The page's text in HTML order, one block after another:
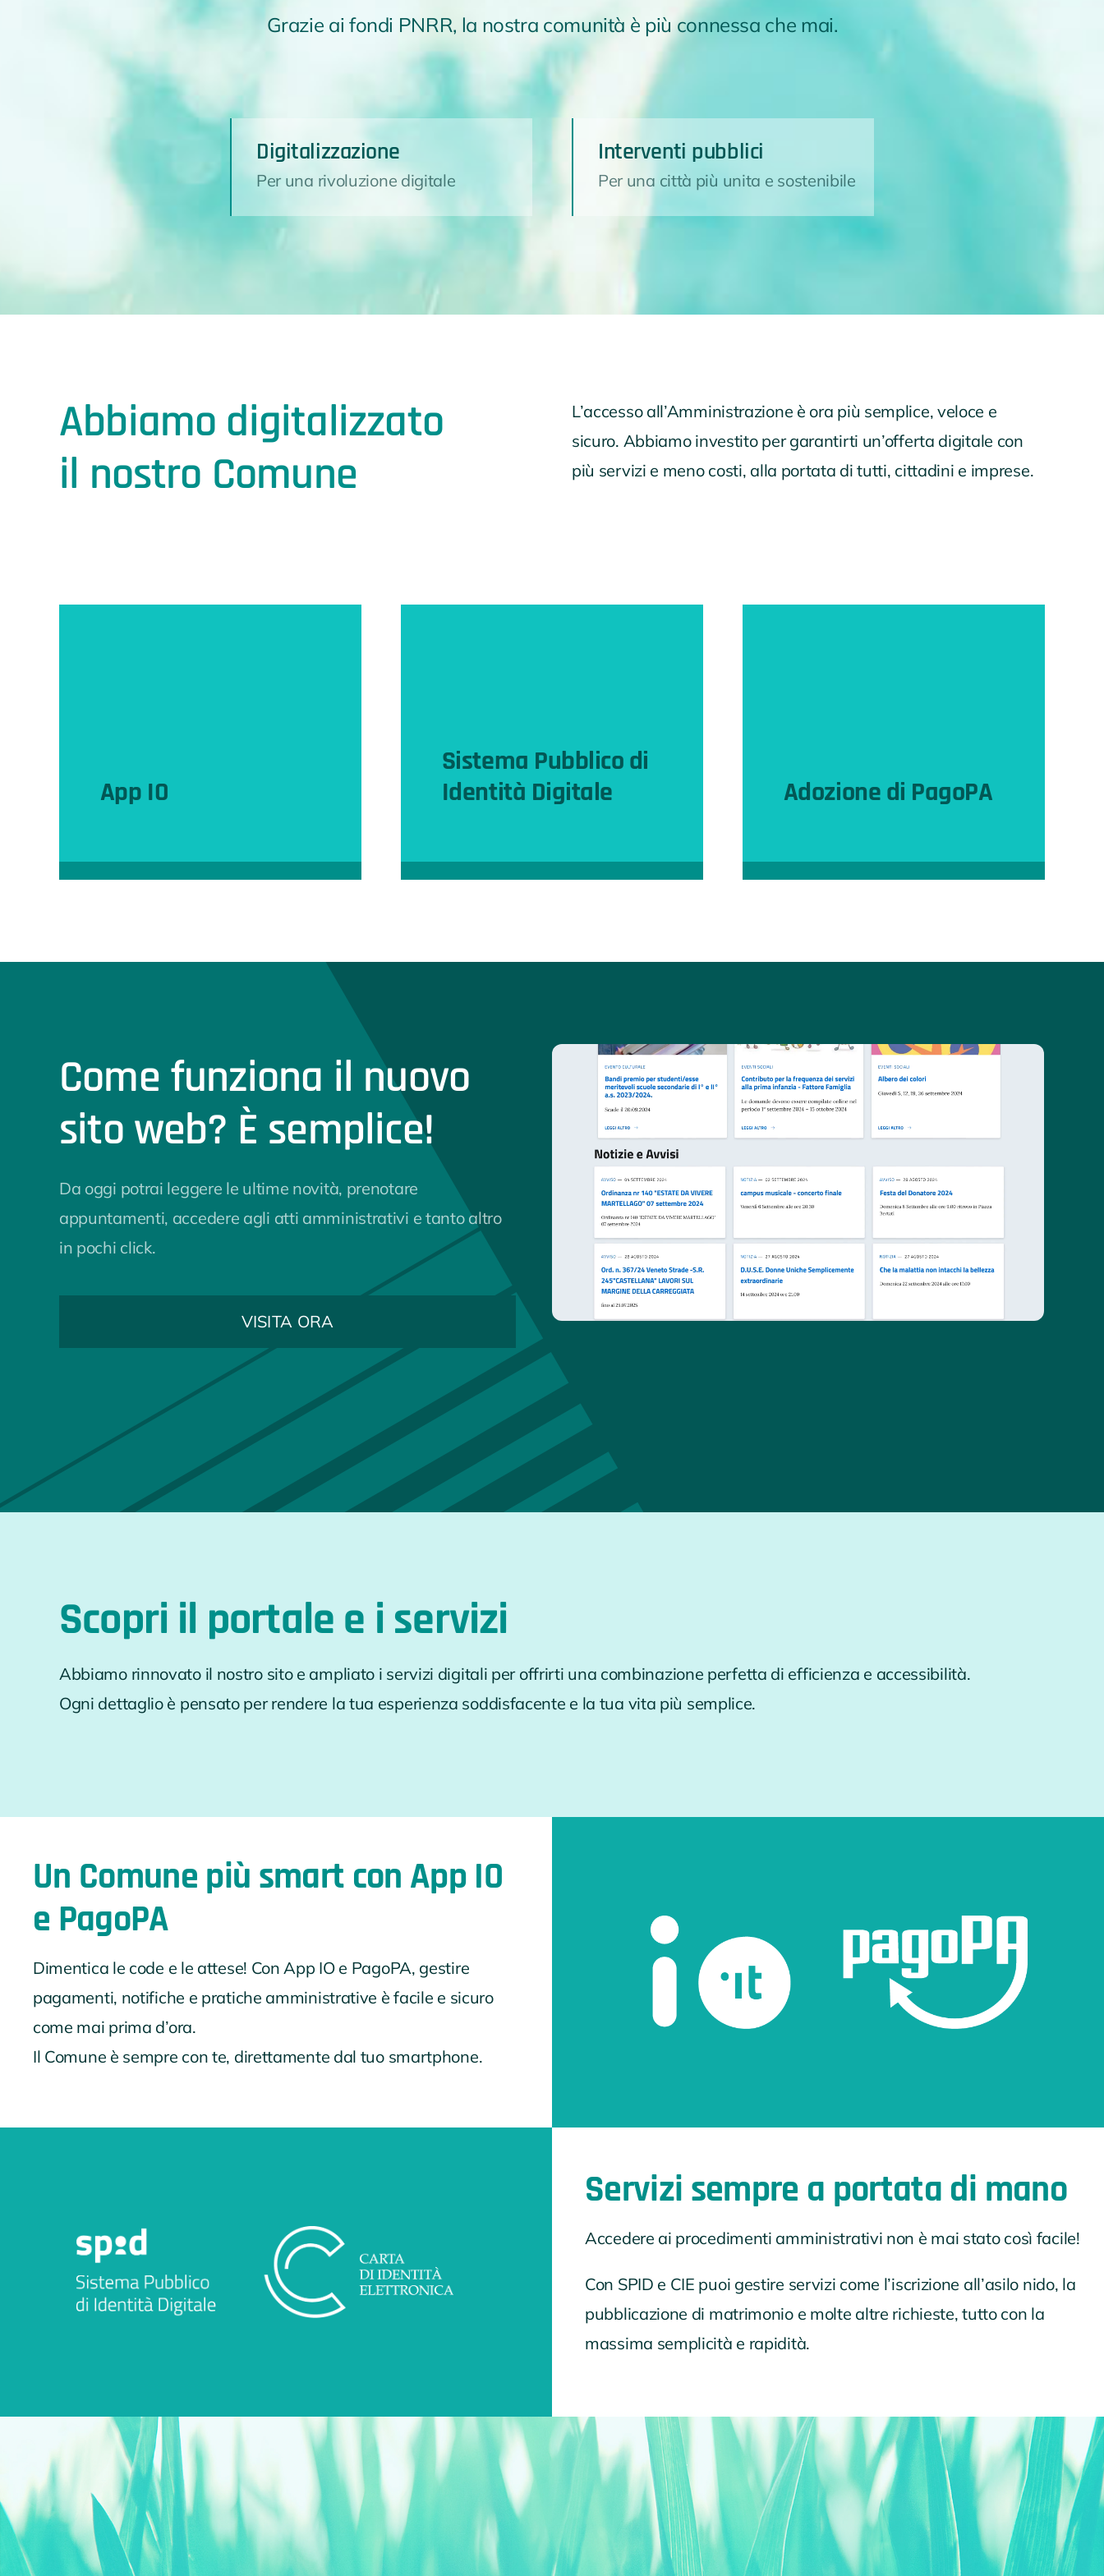
Grazie ai fondi PNRR, la nostra comunità è più connessa che mai.
Digitalizzazione
Per una rivoluzione digitale
Interventi pubblici
Per una città più unita e sostenibile
Abbiamo digitalizzato
il nostro Comune
L’accesso all’Amministrazione è ora più semplice, veloce e
sicuro. Abbiamo investito per garantirti un’offerta digitale con
più servizi e meno costi, alla portata di tutti, cittadini e imprese.
App IO
Sistema Pubblico di
Identità Digitale
Adozione di PagoPA
Come funziona il nuovo
sito web? È semplice!
Da oggi potrai leggere le ultime novità, prenotare
appuntamenti, accedere agli atti amministrativi e tanto altro
in pochi click.
VISITA ORA
Scopri il portale e i servizi
Abbiamo rinnovato il nostro sito e ampliato i servizi digitali per offrirti una combinazione perfetta di efficienza e accessibilità.
Ogni dettaglio è pensato per rendere la tua esperienza soddisfacente e la tua vita più semplice.
Un Comune più smart con App IO
e PagoPA
Dimentica le code e le attese! Con App IO e PagoPA, gestire
pagamenti, notifiche e pratiche amministrative è facile e sicuro
come mai prima d’ora.
Il Comune è sempre con te, direttamente dal tuo smartphone.
Servizi sempre a portata di mano
Accedere ai procedimenti amministrativi non è mai stato così facile!
Con SPID e CIE puoi gestire servizi come l’iscrizione all’asilo nido, la
pubblicazione di matrimonio e molte altre richieste, tutto con la
massima semplicità e rapidità.